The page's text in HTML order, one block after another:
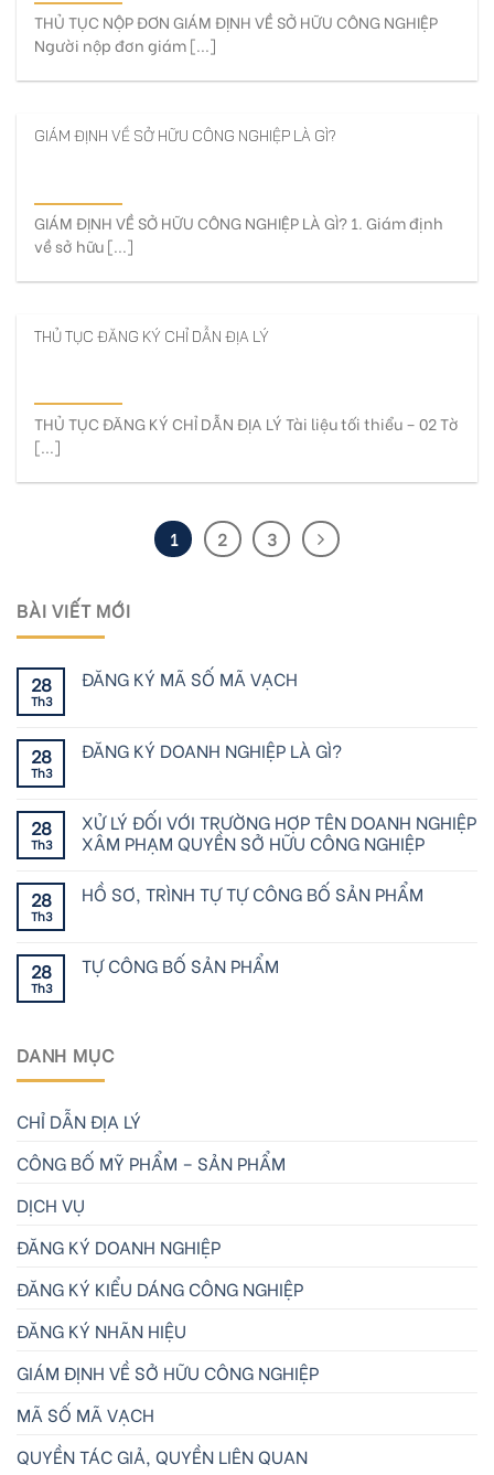
THỦ TỤC NỘP ĐƠN GIÁM ĐỊNH VỀ SỞ HỮU CÔNG NGHIỆP
Người nộp đơn giám [...]
GIÁM ĐỊNH VỀ SỞ HỮU CÔNG NGHIỆP LÀ GÌ?
GIÁM ĐỊNH VỀ SỞ HỮU CÔNG NGHIỆP LÀ GÌ? 1. Giám định
về sở hữu [...]
THỦ TỤC ĐĂNG KÝ CHỈ DẪN ĐỊA LÝ
THỦ TỤC ĐĂNG KÝ CHỈ DẪN ĐỊA LÝ Tài liệu tối thiểu – 02 Tờ
[...]
1 2 3
BÀI VIẾT MỚI
28
Th3
ĐĂNG KÝ MÃ SỐ MÃ VẠCH
28
Th3
ĐĂNG KÝ DOANH NGHIỆP LÀ GÌ?
28
Th3
XỬ LÝ ĐỐI VỚI TRƯỜNG HỢP TÊN DOANH NGHIỆP
XÂM PHẠM QUYỀN SỞ HỮU CÔNG NGHIỆP
28
Th3
HỒ SƠ, TRÌNH TỰ TỰ CÔNG BỐ SẢN PHẨM
28
Th3
TỰ CÔNG BỐ SẢN PHẨM
DANH MỤC
CHỈ DẪN ĐỊA LÝ
CÔNG BỐ MỸ PHẨM – SẢN PHẨM
DỊCH VỤ
ĐĂNG KÝ DOANH NGHIỆP
ĐĂNG KÝ KIỂU DÁNG CÔNG NGHIỆP
ĐĂNG KÝ NHÃN HIỆU
GIÁM ĐỊNH VỀ SỞ HỮU CÔNG NGHIỆP
MÃ SỐ MÃ VẠCH
QUYỀN TÁC GIẢ, QUYỀN LIÊN QUAN